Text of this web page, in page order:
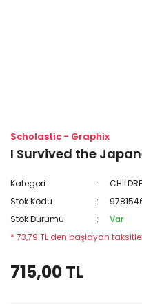
Scholastic - Graphix
I Survived the
Kategori
Stok Kodu
Stok Durumu
Var
* 73,79 TL den başlayan
715,00 TL